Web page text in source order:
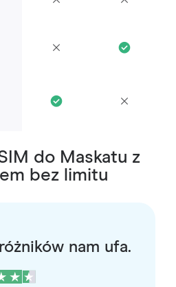
do Maskatu z
bez limitu
nam ufa.